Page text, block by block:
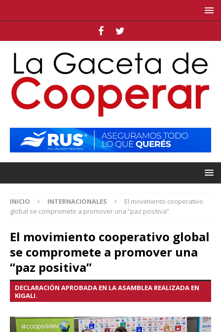
INICIO INTERNACIONALES
El movimiento cooperativo
global se compromete a promover una “paz positiva”
El movimiento cooperativo global
se compromete a promover una
“paz positiva”
DECLARACIÓN APROBADA EN LA ASAMBLEA REALIZADA EN
KIGALI.